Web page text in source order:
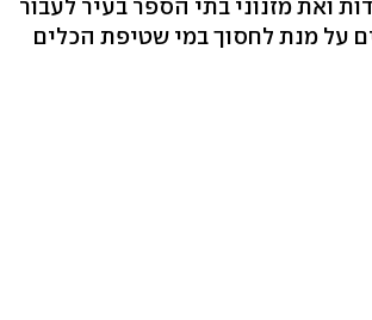
ואת מזנוני בתי הספר בעיר לעבור
על מנת לחסוך במי שטיפת הכלים